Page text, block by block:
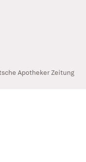
Apotheker Zeitung